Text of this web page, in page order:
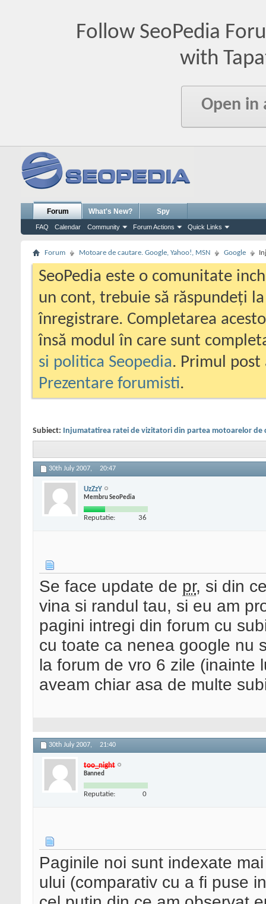
Follow SeoPedia
with
Open in
Forum
FAQ Calendar Community Forum Actions Quick Links
What's New? Spy
Forum Motoare de cautare. Google, Yahoo!, MSN Google
SeoPedia este o comunitate
un cont, trebuie să răspundeți
înregistrare. Completarea
însă modul în care sunt
si politica Seopedia. Primul
Prezentare forumisti.
Subiect: Injumatatirea ratei de vizitatori din partea motoarelor de
30th July 2007, 20:47
UzZzY
Membru SeoPedia
Reputatie: 36
Se face update de pr, si din
vina si randul tau, si eu am
pagini intregi din forum cu
cu toate ca nenea google nu
la forum de vro 6 zile (inainte
aveam chiar asa de multe
30th July 2007, 21:40
too_night
Banned
Reputatie: 0
Paginile noi sunt indexate
ului (comparativ cu a fi puse